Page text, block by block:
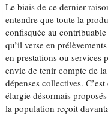
Le biais de ce dernier
entendre que toute la
confisquée au
qu’il verse en
en prestations ou services
envie de tenir compte de
dépenses collectives.
élargie désormais
la population reçoit